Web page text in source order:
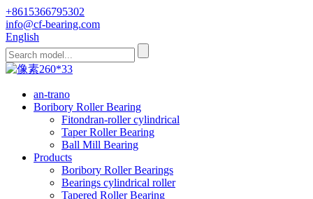
+8615366795302
info@cf-bearing.com
English
an-trano
Boribory Roller Bearing
Fitondran-roller cylindrical
Taper Roller Bearing
Ball Mill Bearing
Products
Boribory Roller Bearings
Bearings cylindrical roller
Tapered Roller Bearing